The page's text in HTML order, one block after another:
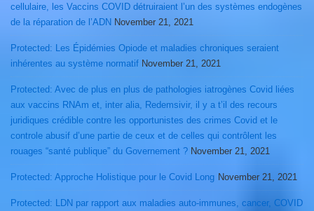
cellulaire, les Vaccins COVID détruiraient l’un des systèmes endogènes
de la réparation de l’ADN November 21, 2021
Protected: Les Épidémies Opiode et maladies chroniques seraient
inhérentes au système normatif November 21, 2021
Protected: Avec de plus en plus de pathologies iatrogènes Covid liées
aux vaccins RNAm et, inter alia, Redemsivir, il y a t’il des recours
juridiques crédible contre les opportunistes des crimes Covid et le
controle abusif d’une partie de ceux et de celles qui contrôlent les
rouages “santé publique” du Governement ? November 21, 2021
Protected: Approche Holistique pour le Covid Long November 21, 2021
Protected: LDN par rapport aux maladies auto-immunes, cancer, COVID